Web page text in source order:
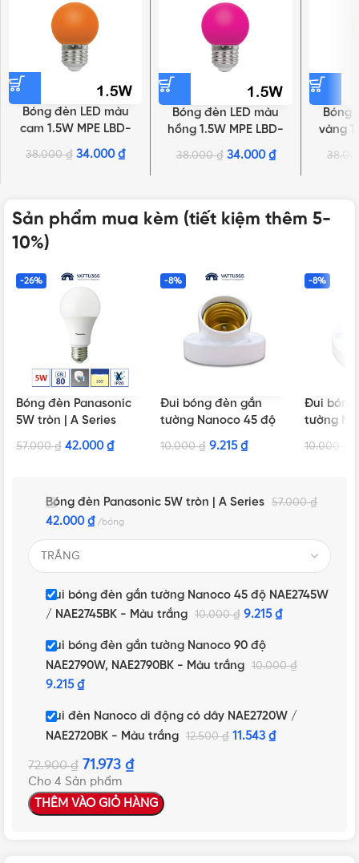
Bóng đèn LED màu
cam 1.5W MPE LBD-
3OR
38.000₫ 34.000₫
Bóng đèn LED màu
hồng 1.5W MPE LBD-
3PK
38.000₫ 34.000 ₫
Bóng
vàng
Sản phẩm mua kèm (tiết kiệm thêm 5-
10%)
-26%
Bóng đèn Panasonic
5W tròn | A Series
57.000₫ 42.000 ₫
-8%
Đui bóng đèn gắn
tường Nanoco 45 độ
NAE2745W /
NAE2745BK – Màu
10.000₫ 9.215 ₫
-8%
Đui bóng
tường
10.000
Bóng đèn Panasonic 5W tròn | A Series 57.000₫
42.000 ₫ bóng
Đui bóng đèn gắn tường Nanoco 45 độ NAE2745W
/ NAE2745BK - Màu trắng
10.000₫ 9.215 ₫
Đui bóng đèn gắn tường Nanoco 90 độ
NAE2790W, NAE2790BK - Màu trắng
10.000₫
9.215 ₫
Đui đèn Nanoco di động có dây NAE2720W /
NAE2720BK - Màu trắng
12.500₫ 11.543 ₫
72.900₫ 71.973 ₫
Cho 4 Sản phẩm
THÊM VÀO GIỎ HÀNG
NHẤN ĐỂ XEM TIẾP (THU GỌN)